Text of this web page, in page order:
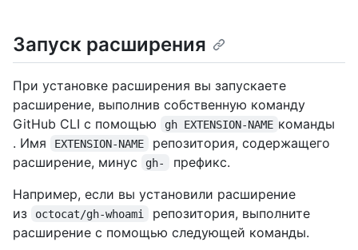
Запуск расширения
При установке расширения вы запускаете
расширение, выполнив собственную команду
GitHub CLI с помощью
gh EXTENSION-NAME команды
. Имя
EXTENSION-NAME
репозитория, содержащего
расширение, минус
gh-
префикс.
Например, если вы установили расширение
из
octocat/gh-whoami
репозитория, выполните
расширение с помощью следующей команды.